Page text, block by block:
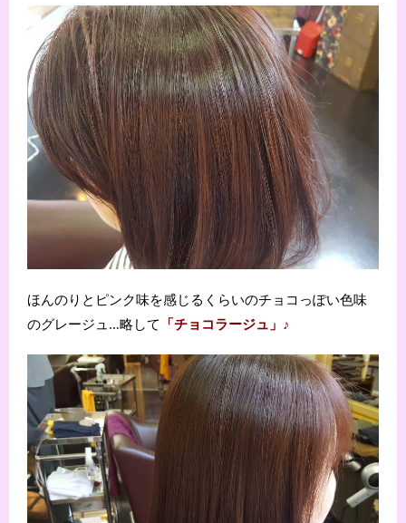
ほんのりとピンク味を感じるくらいのチョコっぽい色味
のグレージュ…略して 「チョコラージュ」♪